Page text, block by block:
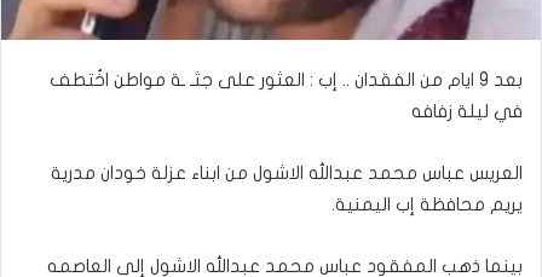
بعد 9 ايام من الفقدان .. إب : العثور على جثـ ـة مواطن اخُتطف
في ليلة زفافه
العريس عباس محمد عبدالله الاشول من ابناء عزلة خودان مدرية
يريم محافظة إب اليمنية.
بينما ذهب المفقود عباس محمد عبدالله الاشول إلى العاصمه